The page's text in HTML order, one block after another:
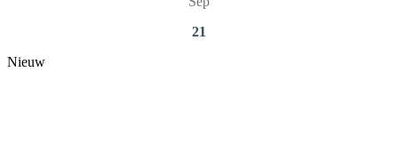
21
Nieuw